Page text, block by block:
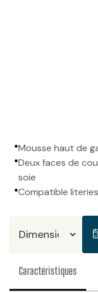
•Mousse haut de
•Deux faces de
soie
•Compatible
Caractéristiques